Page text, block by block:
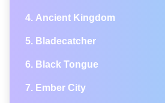
Ancient Kingdom
Bladecatcher
Black Tongue
Ember City